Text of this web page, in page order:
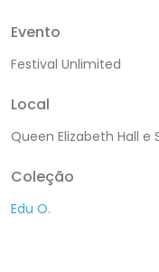
Evento
Festival Unlimited
Local
Queen Elizabeth Hall e
Coleção
Edu O.